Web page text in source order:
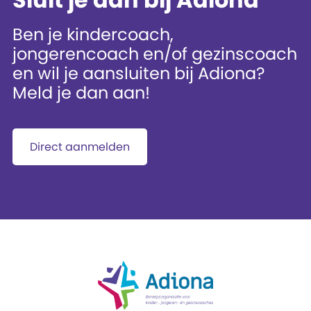
Ben je kindercoach,
jongerencoach en/of gezinscoach
en wil je aansluiten bij Adiona?
Meld je dan aan!
Direct aanmelden